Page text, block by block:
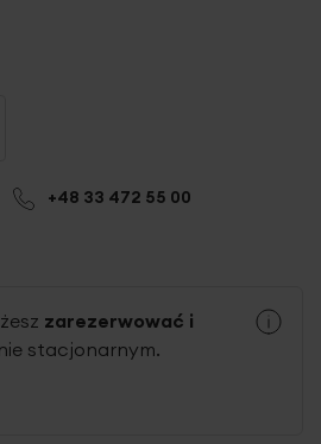
+48 33 472 55 00
zarezerwować i
stacjonarnym.